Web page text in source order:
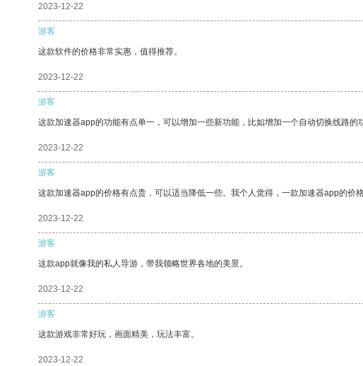
2023-12-22
游客
这款软件的价格非常实惠，值得推荐。
2023-12-22
游客
这款加速器app的功能有点单一，可以增加一些新功能，比如增加一个自动切换线路的
2023-12-22
游客
这款加速器app的价格有点贵，可以适当降低一些。我个人觉得，一款加速器app的价
2023-12-22
游客
这款app就像我的私人导游，带我领略世界各地的美景。
2023-12-22
游客
这款游戏非常好玩，画面精美，玩法丰富。
2023-12-22